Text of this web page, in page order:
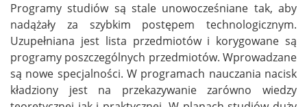
Programy studiów są stale unowocześniane tak, aby
nadążały za szybkim postępem technologicznym.
Uzupełniana jest lista przedmiotów i korygowane są
programy poszczególnych przedmiotów. Wprowadzane
są nowe specjalności. W programach nauczania nacisk
kładziony jest na przekazywanie zarówno wiedzy